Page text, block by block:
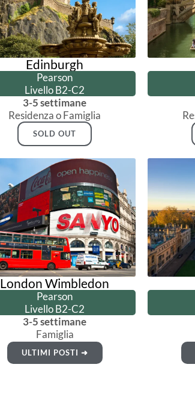
Edinburgh
Pearson
Livello B2-C2
3-5 settimane
Residenza o Famiglia
SOLD OUT
London Wimbledon
Pearson
Livello B2-C2
3-5 settimane
Famiglia
ULTIMI POSTI ➜